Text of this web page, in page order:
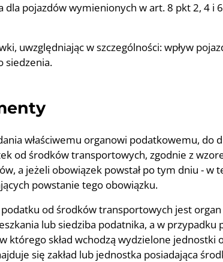
dla pojazdów wymienionych w art. 8 pkt 2, 4 i
uwzględniając w szczególności: wpływ
siedzenia.
właściwemu organowi podatkowemu, do
od środków transportowych, zgodnie z
a jeżeli obowiązek powstał po tym dniu - w
powstanie tego obowiązku.
podatku od środków transportowych jest
lub siedziba podatnika, a w przypadku
którego skład wchodzą wydzielone jednostki
się zakład lub jednostka posiadająca